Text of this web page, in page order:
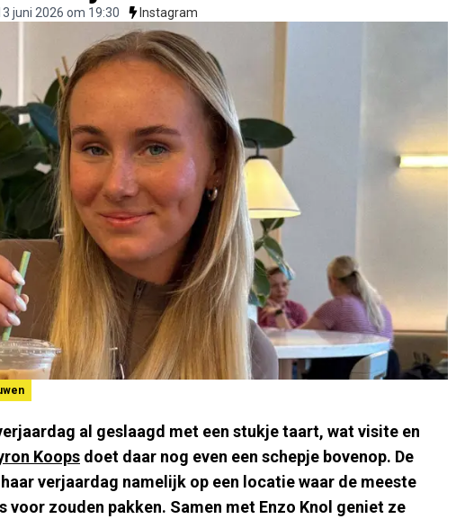
juni 2026 om 19:30 Instagram
al geslaagd met een stukje taart, wat visite en
Koops doet daar nog even een schepje bovenop. De
verjaardag namelijk op een locatie waar de meeste
voor zouden pakken. Samen met Enzo Knol geniet ze